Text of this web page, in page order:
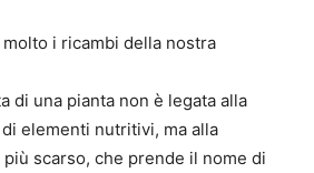
i ricambi della nostra
di una pianta non è legata alla
elementi nutritivi, ma alla
scarso, che prende il nome di